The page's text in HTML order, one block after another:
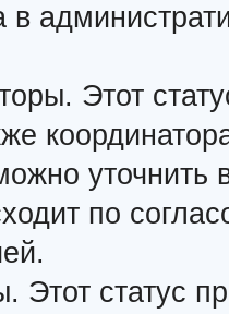
в
Этот
уточнить
по
Этот статус